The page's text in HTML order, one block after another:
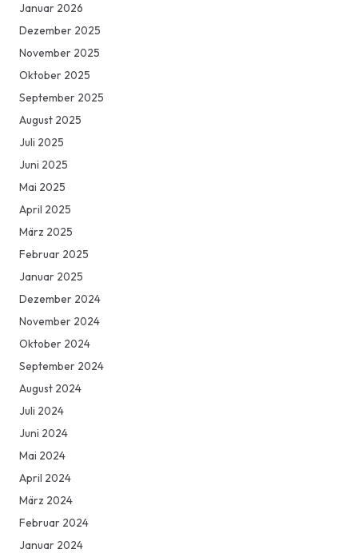
Januar 2026
Dezember 2025
November 2025
Oktober 2025
September 2025
August 2025
Juli 2025
Juni 2025
Mai 2025
April 2025
März 2025
Februar 2025
Januar 2025
Dezember 2024
November 2024
Oktober 2024
September 2024
August 2024
Juli 2024
Juni 2024
Mai 2024
April 2024
März 2024
Februar 2024
Januar 2024